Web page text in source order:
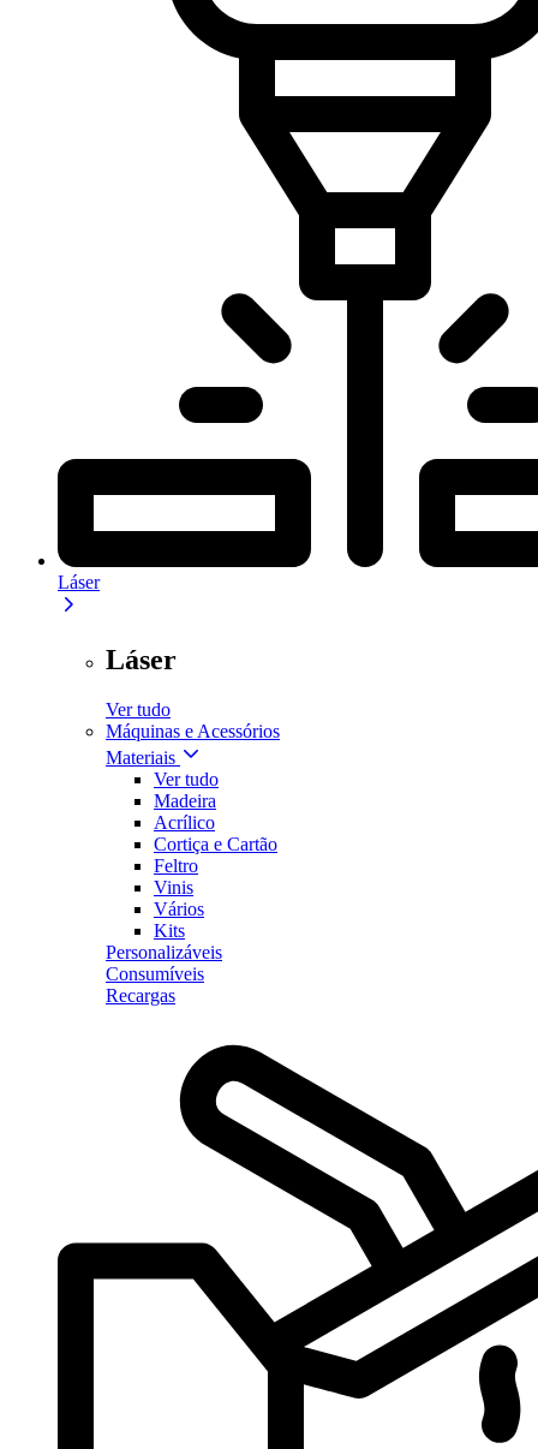
Láser
Láser
Ver tudo
Máquinas e Acessórios
Materiais
Ver tudo
Madeira
Acrílico
Cortiça e Cartão
Feltro
Vinis
Vários
Kits
Personalizáveis
Consumíveis
Recargas